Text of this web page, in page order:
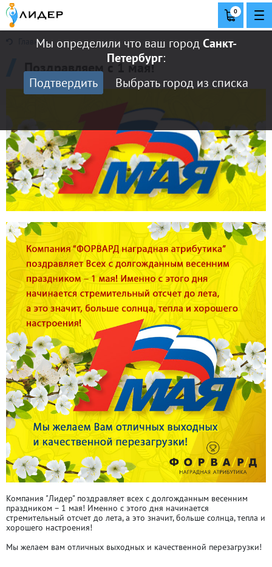
Мы определили что ваш городСанкт-
Петербург:
Подтвердить
Выбрать город из списка
0
Главная
Поздравляем с 1 мая!
Компания "Лидер" поздравляет всех с долгожданным весенним
праздником – 1 мая! Именно с этого дня начинается
стремительный отсчет до лета, а это значит, больше солнца, тепла и
хорошего настроения!
Мы желаем вам отличных выходных и качественной перезагрузки!